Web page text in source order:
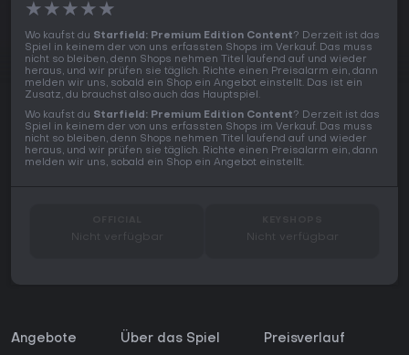
★★★★★
Wo kaufst du Starfield: Premium Edition Content? Derzeit ist das
Spiel in keinem der von uns erfassten Shops im Verkauf. Das muss
nicht so bleiben, denn Shops nehmen Titel laufend auf und wieder
heraus, und wir prüfen sie täglich. Richte einen Preisalarm ein, dann
melden wir uns, sobald ein Shop ein Angebot einstellt. Das ist ein
Zusatz, du brauchst also auch das Hauptspiel.
Wo kaufst du Starfield: Premium Edition Content? Derzeit ist das
Spiel in keinem der von uns erfassten Shops im Verkauf. Das muss
nicht so bleiben, denn Shops nehmen Titel laufend auf und wieder
heraus, und wir prüfen sie täglich. Richte einen Preisalarm ein, dann
melden wir uns, sobald ein Shop ein Angebot einstellt.
Nicht verfügbar Nicht verfügbar
Angebote Über das Spiel Preisverlauf